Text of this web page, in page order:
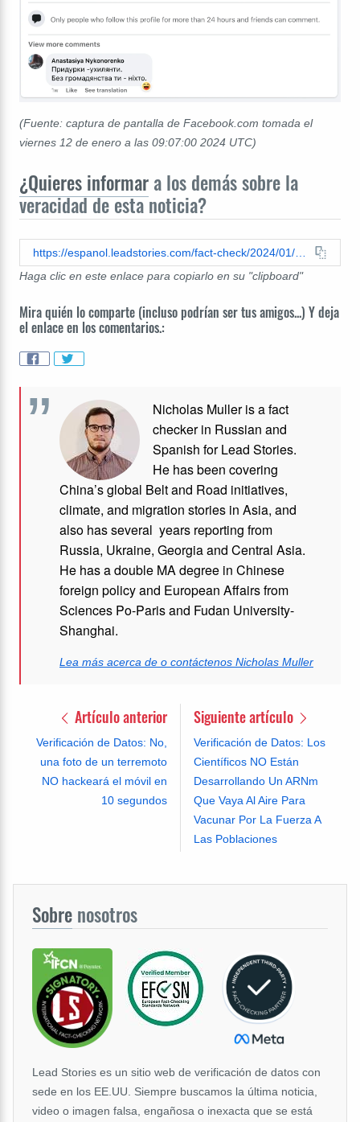
(Fuente: captura de pantalla de Facebook.com tomada el
viernes 12 de enero a las 09:07:00 2024 UTC)
¿Quieres informar a los demás sobre la
veracidad de esta noticia?
Haga clic en este enlace para copiarlo en su "clipboard"
Mira quién lo comparte (incluso podrían ser tus amigos...) Y deja
el enlace en los comentarios.:
Nicholas Muller is a fact
checker in Russian and
Spanish for Lead Stories.
He has been covering
China’sglobal Belt and Road initiatives,
climate, and migration stories in Asia, and
also has several years reporting from
Russia, Ukraine, Georgia and Central Asia.
He has a double MA degree in Chinese
foreign policy and European Affairs from
Sciences Po-Paris and Fudan University-
Shanghai.
Lea más acerca de o contáctenos Nicholas Muller
Artículo anterior
Verificación de Datos: No,
una foto de un terremoto
NO hackeará el móvil en
10 segundos
Siguiente artículo
Verificación de Datos: Los
Científicos NO Están
Desarrollando Un ARNm
Que Vaya Al Aire Para
Vacunar Por La Fuerza A
Las Poblaciones
Sobre nosotros
Lead Stories es un sitio web de verificación de datos con
sede en los EE.UU. Siempre buscamos la última noticia,
video o imagen falsa, engañosa o inexacta que se está